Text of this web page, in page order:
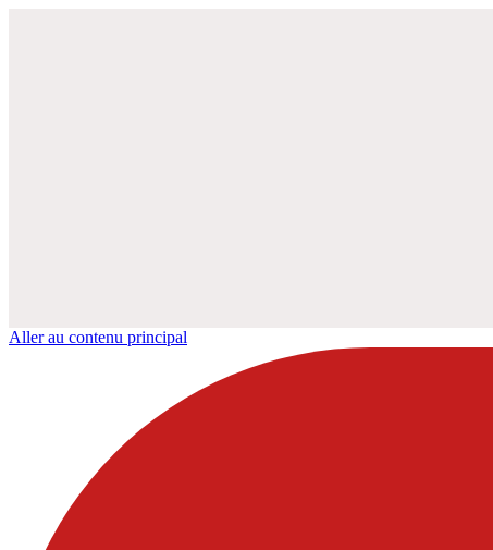
Aller au contenu principal